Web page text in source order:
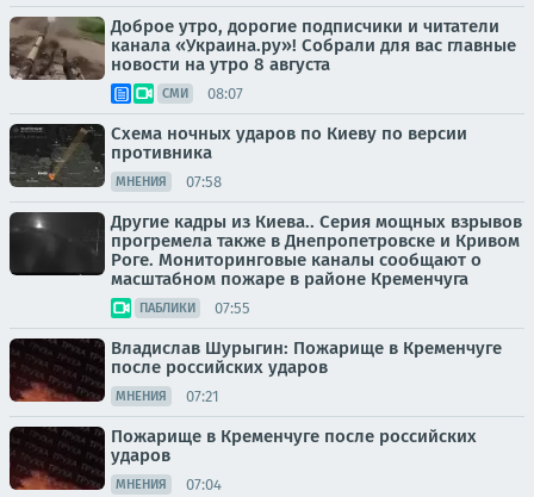
Доброе утро, дорогие подписчики и читатели
канала «Украина.ру»! Собрали для вас главные
новости на утро 8 августа
СМИ 08:07
Схема ночных ударов по Киеву по версии
противника
МНЕНИЯ 07:58
Другие кадры из Киева.. Серия мощных взрывов
прогремела также в Днепропетровске и Кривом
Роге. Мониторинговые каналы сообщают о
масштабном пожаре в районе Кременчуга
ПАБЛИКИ 07:55
Владислав Шурыгин: Пожарище в Кременчуге
после российских ударов
МНЕНИЯ 07:21
Пожарище в Кременчуге после российских
ударов
МНЕНИЯ 07:04